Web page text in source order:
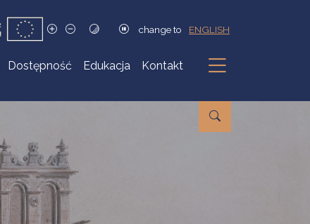
change to ENGLISH
Dostępność Edukacja Kontakt
Podmenu